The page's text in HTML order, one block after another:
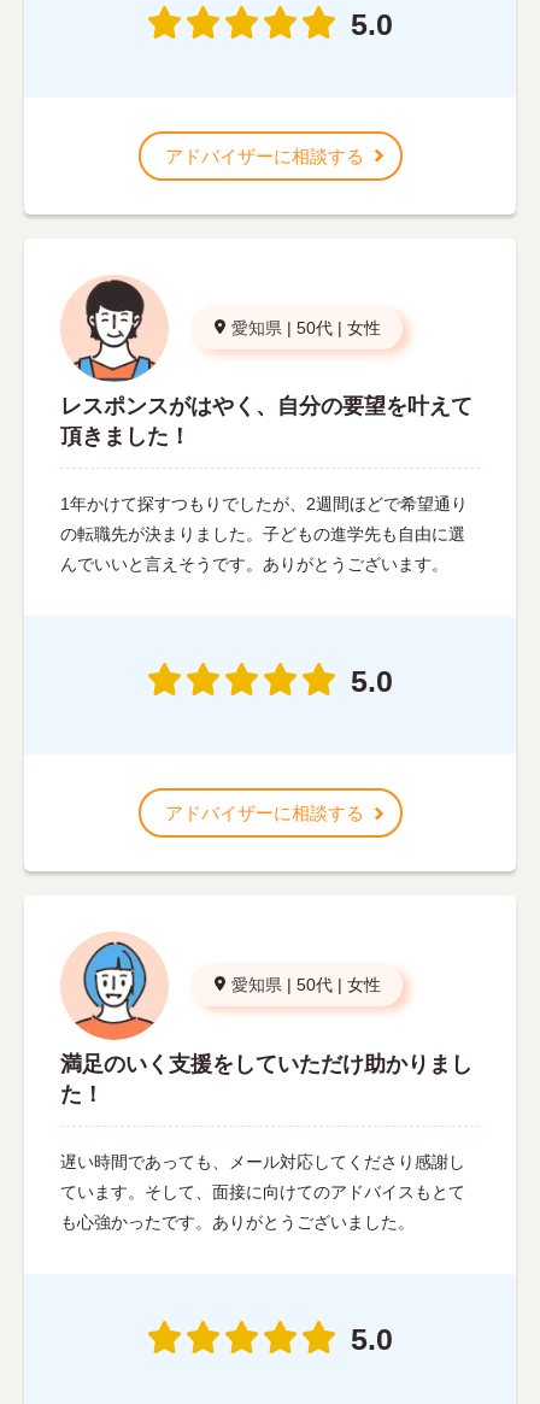
5.0
アドバイザーに相談する
愛知県 | 50代 | 女性
レスポンスがはやく、自分の要望を叶えて
頂きました！
1年かけて探すつもりでしたが、2週間ほどで希望通り
の転職先が決まりました。子どもの進学先も自由に選
んでいいと言えそうです。ありがとうございます。
5.0
アドバイザーに相談する
愛知県 | 50代 | 女性
満足のいく支援をしていただけ助かりまし
た！
遅い時間であっても、メール対応してくださり感謝し
ています。そして、面接に向けてのアドバイスもとて
も心強かったです。ありがとうございました。
5.0